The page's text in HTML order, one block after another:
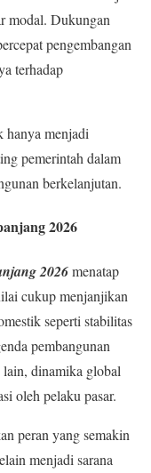
modal. Dukungan
pengembangan
terhadap
hanya menjadi
pemerintah dalam
berkelanjutan.
2026
2026menatap
cukup menjanjikan
seperti stabilitas
pembangunan
dinamika global
oleh pelaku pasar.
peran yang semakin
menjadi sarana